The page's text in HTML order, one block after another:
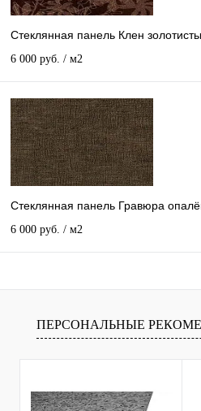
Стеклянная панель Клен
6 000 руб. / м2
Стеклянная панель Гравюра
6 000 руб. / м2
ПЕРСОНАЛЬНЫЕ
ПРОДАВАЕМЫЕ